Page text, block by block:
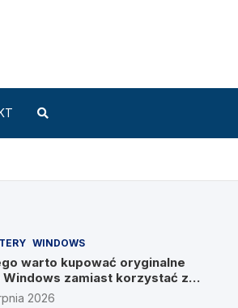
WINDOWS
warto kupować oryginalne
Windows zamiast korzystać z
źródeł?
2026